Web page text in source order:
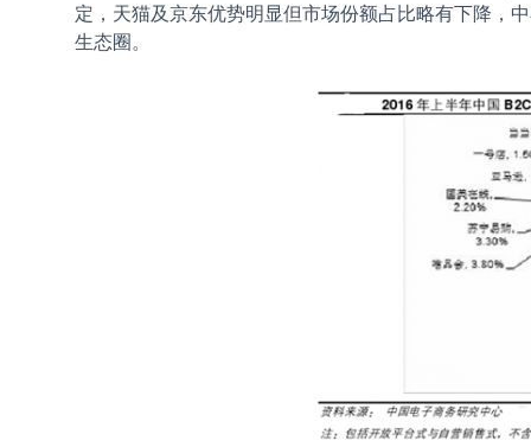
定，天猫及京东优势明显但市场份额占比略有下降，
生态圈。